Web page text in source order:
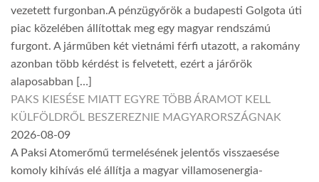
vezetett furgonban.A pénzügyőrök a budapesti Golgota úti
piac közelében állítottak meg egy magyar rendszámú
furgont. A járműben két vietnámi férfi utazott, a rakomány
azonban több kérdést is felvetett, ezért a járőrök
alaposabban […]
PAKS KIESÉSE MIATT EGYRE TÖBB ÁRAMOT KELL
KÜLFÖLDRŐL BESZEREZNIE MAGYARORSZÁGNAK
2026-08-09
A Paksi Atomerőmű termelésének jelentős visszaesése
komoly kihívás elé állítja a magyar villamosenergia-